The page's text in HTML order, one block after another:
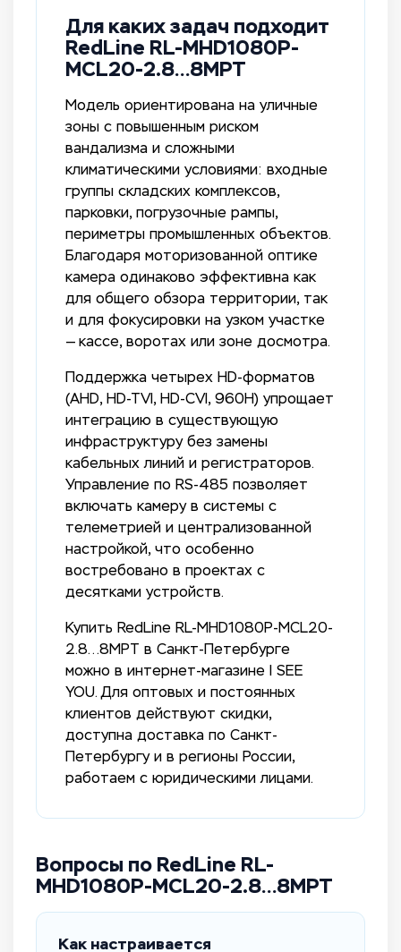
Для каких задач подходит
RedLine RL-MHD1080P-
MCL20-2.8…8MPT
Модель ориентирована на уличные
зоны с повышенным риском
вандализма и сложными
климатическими условиями: входные
группы складских комплексов,
парковки, погрузочные рампы,
периметры промышленных объектов.
Благодаря моторизованной оптике
камера одинаково эффективна как
для общего обзора территории, так
и для фокусировки на узком участке
— кассе, воротах или зоне досмотра.
Поддержка четырех HD-форматов
(AHD, HD-TVI, HD-CVI, 960H) упрощает
интеграцию в существующую
инфраструктуру без замены
кабельных линий и регистраторов.
Управление по RS-485 позволяет
включать камеру в системы с
телеметрией и централизованной
настройкой, что особенно
востребовано в проектах с
десятками устройств.
Купить RedLine RL-MHD1080P-MCL20-
2.8…8MPT в Санкт-Петербурге
можно в интернет-магазине I SEE
YOU. Для оптовых и постоянных
клиентов действуют скидки,
доступна доставка по Санкт-
Петербургу и в регионы России,
работаем с юридическими лицами.
Вопросы по RedLine RL-
MHD1080P-MCL20-2.8…8MPT
Как настраивается